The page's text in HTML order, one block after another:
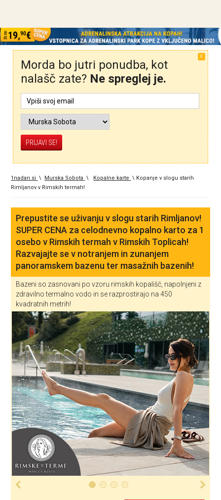
X
Morda bo jutri ponudba, kot
nalašč zate? Ne spreglej je.
1nadan.si \ Murska Sobota \ Kopalne karte \ Kopanje v slogu starih
Rimljanov v Rimskih termah!
Prepustite se uživanju v slogu starih Rimljanov!
SUPER CENA za celodnevno kopalno karto za 1
osebo v Rimskih termah v Rimskih Toplicah!
Razvajajte se v notranjem in zunanjem
panoramskem bazenu ter masažnih bazenih!
Bazeni so zasnovani po vzoru rimskih kopališč, napolnjeni z
zdravilno termalno vodo in se razprostirajo na 450
kvadratnih metrih!